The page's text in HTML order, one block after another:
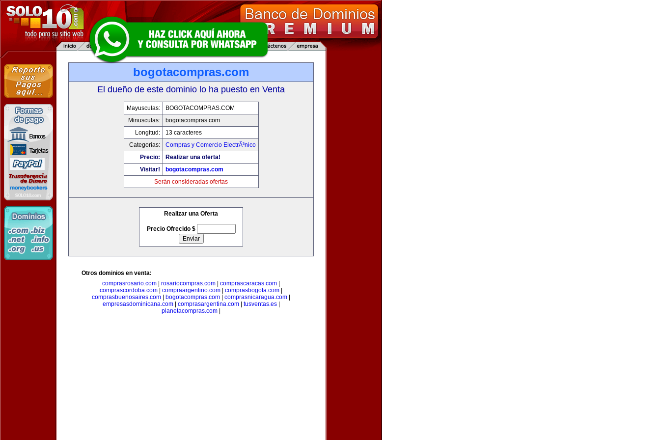
bogotacompras.com
El dueño de este dominio lo ha puesto en Venta
Mayusculas:
BOGOTACOMPRAS.COM
Minusculas:
bogotacompras.com
Longitud:
13 caracteres
Categorias:
Compras y Comercio ElectrÃ³nico
Precio:
Realizar una oferta!
Visitar!
bogotacompras.com
Serán consideradas ofertas
Realizar una Oferta
Precio Ofrecido $
Otros dominios en venta:
comprasrosario.com
rosariocompras.com comprascaracas.com
comprascordoba.com
compraargentino.com comprasbogota.com
comprasbuenosaires.com
bogotacompras.com comprasnicaragua.com
empresasdominicana.com| comprasargentina.com| tusventas.es|
planetacompras.com